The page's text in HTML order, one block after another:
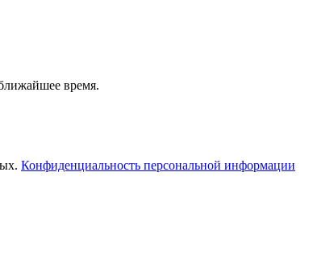
время.
Конфиденциальность персональной информации